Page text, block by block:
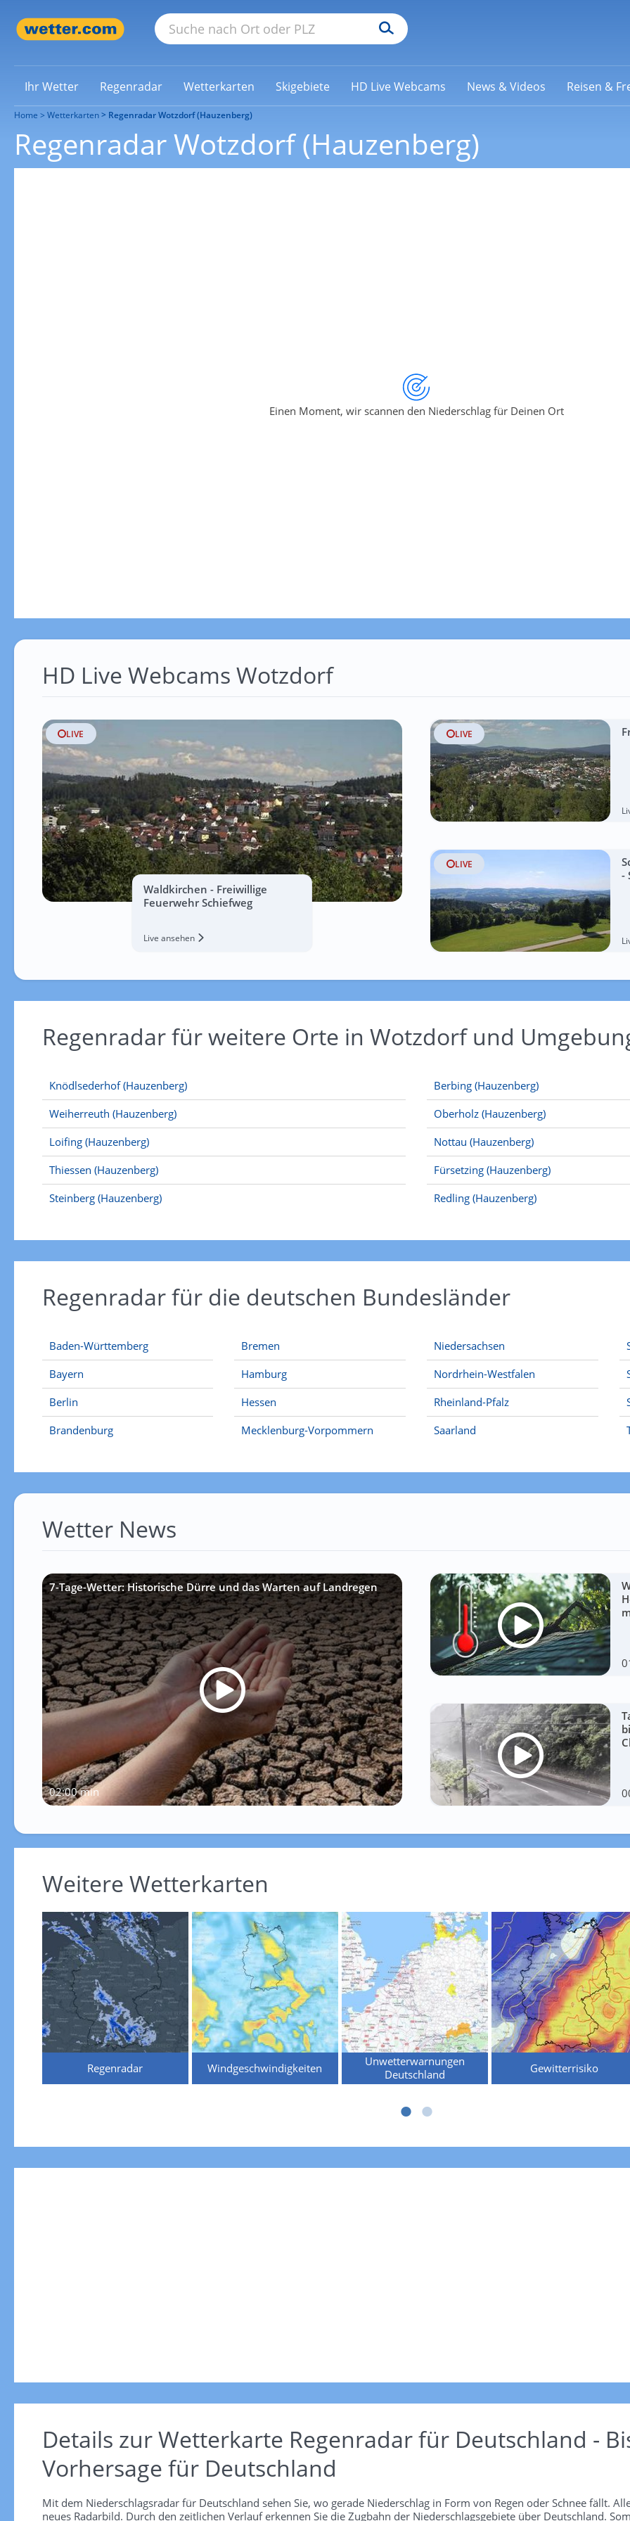
Ihr Wetter Regenradar Wetterkarten Skigebiete HD Live Webcams News & Videos Reisen &
Home Wetterkarten Regenradar Wotzdorf (Hauzenberg)
Regenradar Wotzdorf (Hauzenberg)
Einen Moment, wir scannen den Niederschlag für Deinen Ort
HD Live Webcams Wotzdorf
LIVE
Waldkirchen - Freiwillige
Feuerwehr Schiefweg
Live ansehen
LIVE
LIVE
-
Regenradar für weitere Orte in Wotzdorf und
Knödlsederhof (Hauzenberg)
Weiherreuth (Hauzenberg)
Loifing (Hauzenberg)
Thiessen (Hauzenberg)
Steinberg (Hauzenberg)
Berbing (Hauzenberg)
Oberholz (Hauzenberg)
Nottau (Hauzenberg)
Fürsetzing (Hauzenberg)
Redling (Hauzenberg)
Regenradar für die deutschen Bundesländer
Baden-Württemberg
Bayern
Berlin
Brandenburg
Bremen
Hamburg
Hessen
Mecklenburg-Vorpommern
Niedersachsen
Nordrhein-Westfalen
Rheinland-Pfalz
Saarland
Wetter News
7-Tage-Wetter: Historische Dürre und das Warten auf Landregen
02:00 min
Weitere Wetterkarten
Regenradar Windgeschwindigkeiten
Unwetterwarnungen
Deutschland
Gewitterrisiko
Details zur Wetterkarte Regenradar für Deutschland -
Vorhersage für Deutschland
Mit dem Niederschlagsradar für Deutschland sehen Sie, wo gerade Niederschlag in Form von Regen oder Schnee fällt.
neues Radarbild. Durch den zeitlichen Verlauf erkennen Sie die Zugbahn der Niederschlagsgebiete über Deutschland.